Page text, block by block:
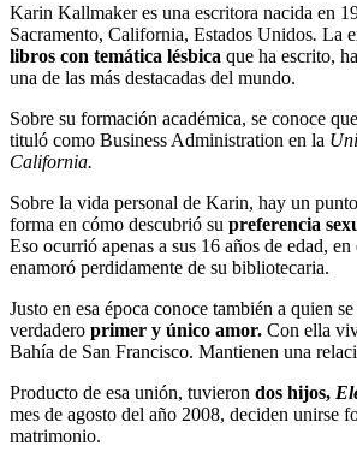
Karin Kallmaker es una escritora nacida en
Sacramento, California, Estados Unidos. La
libros con temática lésbica que ha escrito,
una de las más destacadas del mundo.
Sobre su formación académica, se conoce
tituló como Business Administration en la
California.
Sobre la vida personal de Karin, hay un
forma en cómo descubrió su preferencia
Eso ocurrió apenas a sus 16 años de edad, en
enamoró perdidamente de su bibliotecaria.
Justo en esa época conoce también a quien
verdadero primer y único amor. Con ella
Bahía de San Francisco. Mantienen una
Producto de esa unión, tuvieron dos hijos,
mes de agosto del año 2008, deciden unirse
matrimonio.